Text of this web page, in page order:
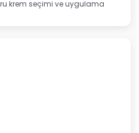
krem seçimi ve uygulama
Bilmeniz Gerekenler
Nedir? Detaylı Rehber
Kullanım Alanları Nelerdir?